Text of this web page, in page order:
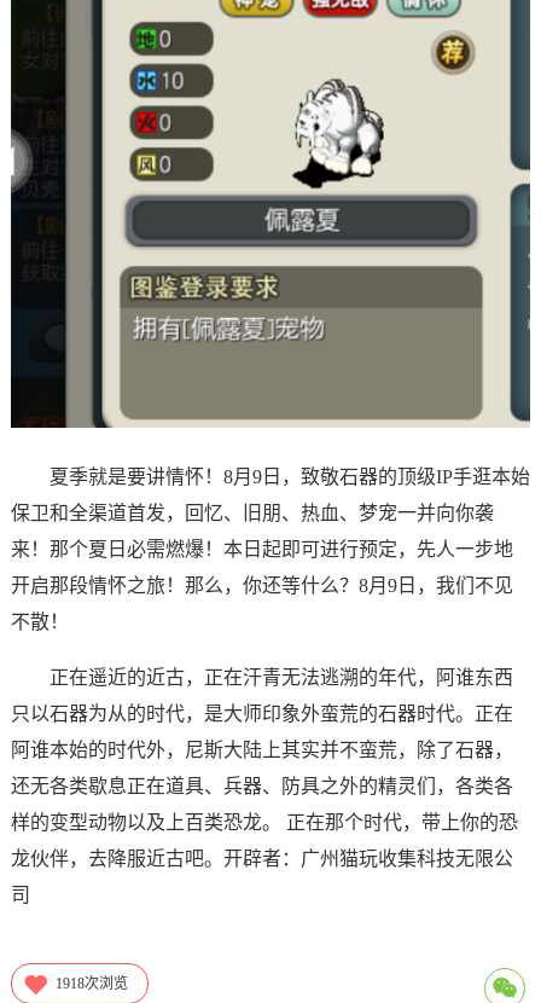
夏季就是要讲情怀！8月9日，致敬石器的顶级IP手逛本始
保卫和全渠道首发，回忆、旧朋、热血、梦宠一并向你袭
来！那个夏日必需燃爆！本日起即可进行预定，先人一步地
开启那段情怀之旅！那么，你还等什么？8月9日，我们不见
不散！
正在遥近的近古，正在汗青无法逃溯的年代，阿谁东西
只以石器为从的时代，是大师印象外蛮荒的石器时代。正在
阿谁本始的时代外，尼斯大陆上其实并不蛮荒，除了石器，
还无各类歇息正在道具、兵器、防具之外的精灵们，各类各
样的变型动物以及上百类恐龙。 正在那个时代，带上你的恐
龙伙伴，去降服近古吧。开辟者：广州猫玩收集科技无限公
司
1918次浏览